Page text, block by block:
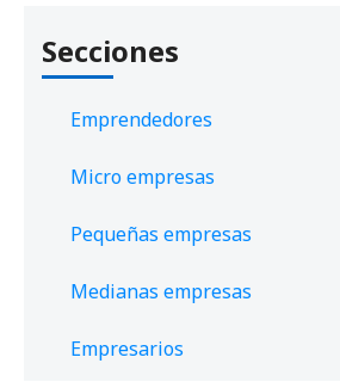
Secciones
Emprendedores
Micro empresas
Pequeñas empresas
Medianas empresas
Empresarios